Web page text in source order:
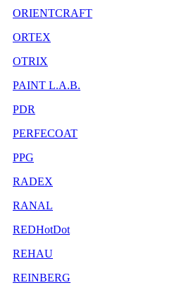
ORIENTCRAFT
ORTEX
OTRIX
PAINT L.A.B.
PDR
PERFECOAT
PPG
RADEX
RANAL
REDHotDot
REHAU
REINBERG